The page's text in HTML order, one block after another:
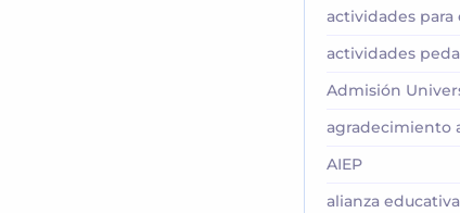
actividades para
actividades
Admisión
agradecimiento
AIEP
alianza educativa